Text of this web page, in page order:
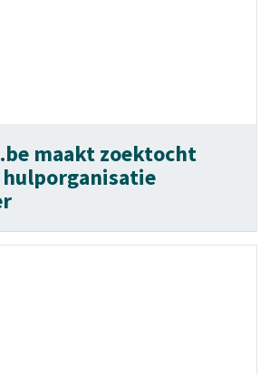
maakt zoektocht